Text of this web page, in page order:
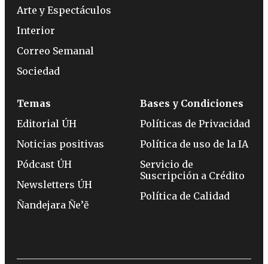
Arte y Espectáculos
Interior
Correo Semanal
Sociedad
Temas
Editorial ÚH
Noticias positivas
Pódcast ÚH
Newsletters ÚH
Ñandejara Ñe’ẽ
Bases y Condiciones
Políticas de Privacidad
Política de uso de la IA
Servicio de
Suscripción a Crédito
Política de Calidad